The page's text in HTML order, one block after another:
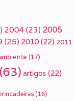
2004 (23) 2005
(25) 2010 (22) 2011
(17)
(63) artigos (22)
(16)